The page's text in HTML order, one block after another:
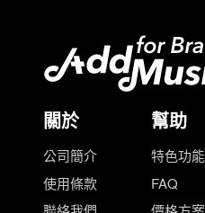
關於
公司簡介
使用條款
幫助
特色功能
FAQ